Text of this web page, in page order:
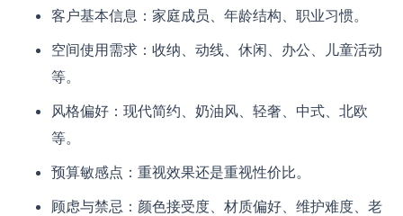
客户基本信息：家庭成员、年龄结构、职业习惯。
空间使用需求：收纳、动线、休闲、办公、儿童活动
等。
风格偏好：现代简约、奶油风、轻奢、中式、北欧
等。
预算敏感点：重视效果还是重视性价比。
顾虑与禁忌：颜色接受度、材质偏好、维护难度、老